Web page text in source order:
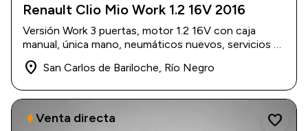
2016| 260.000 km
$ 9.500.000
Renault Clio Mio Work 1.2 16V 2016
Versión Work 3 puertas, motor 1.2 16V con caja
manual, única mano, neumáticos nuevos, servicios al
día y listo para transferir.
place San Carlos de Bariloche, Río Negro
favorite
boltVenta directa